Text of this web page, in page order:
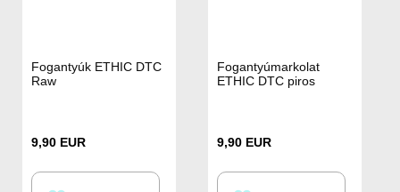
Fogantyúk ETHIC DTC
Raw
9,90 EUR
Fogantyúmarkolat
ETHIC DTC piros
9,90 EUR